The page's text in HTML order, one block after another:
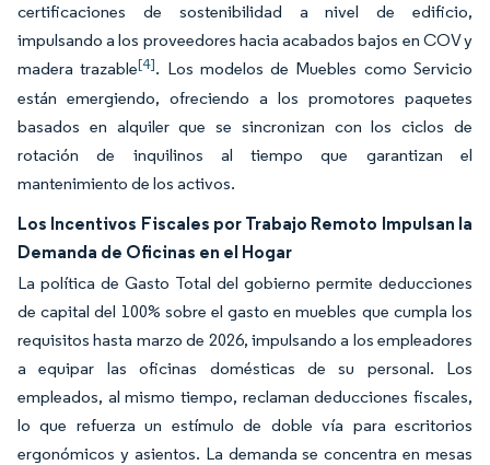
certificaciones de sostenibilidad a nivel de edificio,
impulsando a los proveedores hacia acabados bajos en COV y
madera trazable[4]. Los modelos de Muebles como Servicio
están emergiendo, ofreciendo a los promotores paquetes
basados en alquiler que se sincronizan con los ciclos de
rotación de inquilinos al tiempo que garantizan el
mantenimiento de los activos.
Los Incentivos Fiscales por Trabajo Remoto Impulsan la
Demanda de Oficinas en el Hogar
La política de Gasto Total del gobierno permite deducciones
de capital del 100% sobre el gasto en muebles que cumpla los
requisitos hasta marzo de 2026, impulsando a los empleadores
a equipar las oficinas domésticas de su personal. Los
empleados, al mismo tiempo, reclaman deducciones fiscales,
lo que refuerza un estímulo de doble vía para escritorios
ergonómicos y asientos. La demanda se concentra en mesas